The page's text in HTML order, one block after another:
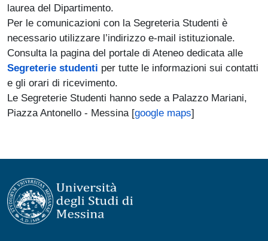
laurea del Dipartimento.
Per le comunicazioni con la Segreteria Studenti è
necessario utilizzare l’indirizzo e-mail istituzionale.
Consulta la pagina del portale di Ateneo dedicata alle
Segreterie studenti per tutte le informazioni sui contatti
e gli orari di ricevimento.
Le Segreterie Studenti hanno sede a Palazzo Mariani,
Piazza Antonello - Messina [google maps]